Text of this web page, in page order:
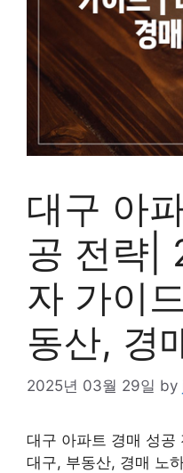
대구 아
공 전략|
자 가이
동산, 경
2025년 03월 29일 by
대구 아파트 경매 성공
대구, 부동산, 경매 노